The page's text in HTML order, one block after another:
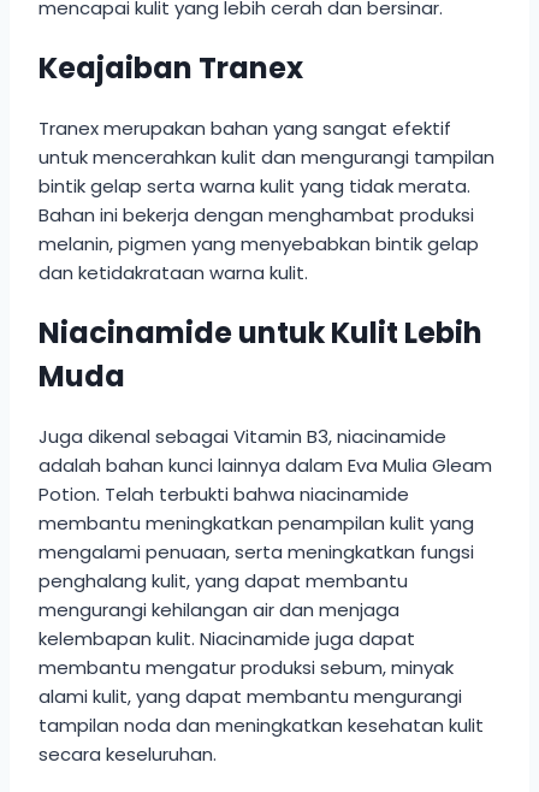
mencapai kulit yang lebih cerah dan bersinar.
Keajaiban Tranex
Tranex merupakan bahan yang sangat efektif
untuk mencerahkan kulit dan mengurangi tampilan
bintik gelap serta warna kulit yang tidak merata.
Bahan ini bekerja dengan menghambat produksi
melanin, pigmen yang menyebabkan bintik gelap
dan ketidakrataan warna kulit.
Niacinamide untuk Kulit Lebih
Muda
Juga dikenal sebagai Vitamin B3, niacinamide
adalah bahan kunci lainnya dalam Eva Mulia Gleam
Potion. Telah terbukti bahwa niacinamide
membantu meningkatkan penampilan kulit yang
mengalami penuaan, serta meningkatkan fungsi
penghalang kulit, yang dapat membantu
mengurangi kehilangan air dan menjaga
kelembapan kulit. Niacinamide juga dapat
membantu mengatur produksi sebum, minyak
alami kulit, yang dapat membantu mengurangi
tampilan noda dan meningkatkan kesehatan kulit
secara keseluruhan.